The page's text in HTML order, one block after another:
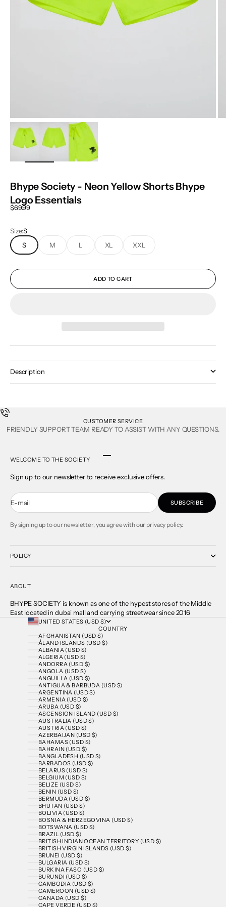
ZOOM
Bhype Society - Neon Yellow Shorts Bhype
Logo Essentials
Sale price
$69.99
Size:S
S
M L XL XXL
ADD TO CART
Description
CUSTOMER SERVICE
FRIENDLY SUPPORT TEAM READY TO ASSIST WITH ANY QUESTIONS.
WELCOME TO THE SOCIETY
Sign up to our newsletter to receive exclusive offers.
E-mail SUBSCRIBE
By signing up to our newsletter, you agree with our privacy policy.
POLICY
ABOUT
BHYPE SOCIETY is known as one of the hypest stores of the Middle
East located in dubai mall and carrying streetwear since 2016
UNITED STATES (USD $)
COUNTRY
AFGHANISTAN (USD $)
ÅLAND ISLANDS (USD $)
ALBANIA (USD $)
ALGERIA (USD $)
ANDORRA (USD $)
ANGOLA (USD $)
ANGUILLA (USD $)
ANTIGUA & BARBUDA (USD $)
ARGENTINA (USD $)
ARMENIA (USD $)
ARUBA (USD $)
ASCENSION ISLAND (USD $)
AUSTRALIA (USD $)
AUSTRIA (USD $)
AZERBAIJAN (USD $)
BAHAMAS (USD $)
BAHRAIN (USD $)
BANGLADESH (USD $)
BARBADOS (USD $)
BELARUS (USD $)
BELGIUM (USD $)
BELIZE (USD $)
BENIN (USD $)
BERMUDA (USD $)
BHUTAN (USD $)
BOLIVIA (USD $)
BOSNIA & HERZEGOVINA (USD $)
BOTSWANA (USD $)
BRAZIL (USD $)
BRITISH INDIAN OCEAN TERRITORY (USD $)
BRITISH VIRGIN ISLANDS (USD $)
BRUNEI (USD $)
BULGARIA (USD $)
BURKINA FASO (USD $)
BURUNDI (USD $)
CAMBODIA (USD $)
CAMEROON (USD $)
CANADA (USD $)
CAPE VERDE (USD $)